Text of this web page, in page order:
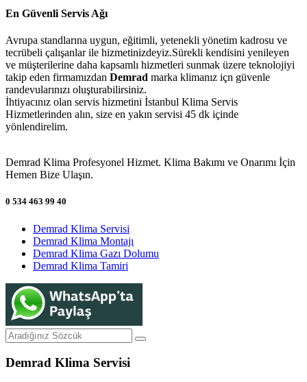
En Güvenli Servis Ağı
Avrupa standlarına uygun, eğitimli, yetenekli yönetim kadrosu ve
tecrübeli çalışanlar ile hizmetinizdeyiz.Sürekli kendisini yenileyen
ve müşterilerine daha kapsamlı hizmetleri sunmak üzere teknolojiyi
takip eden firmamızdan Demrad marka klimanız içn güvenle
randevularınızı oluşturabilirsiniz.
İhtiyacınız olan servis hizmetini İstanbul Klima Servis
Hizmetlerinden alın, size en yakın servisi 45 dk içinde
yönlendirelim.
Demrad Klima Profesyonel Hizmet. Klima Bakımı ve Onarımı İçin
Hemen Bize Ulaşın.
0 534 463 99 40
Demrad Klima Servisi
Demrad Klima Montajı
Demrad Klima Gazı Dolumu
Demrad Klima Tamiri
Demrad Klima Servisi